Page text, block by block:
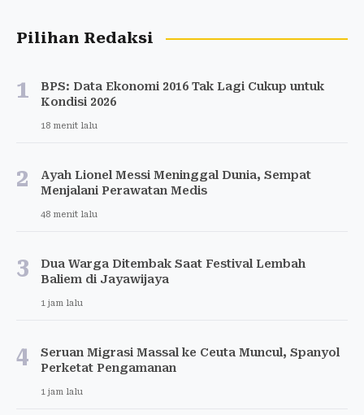
Pilihan Redaksi
1
BPS: Data Ekonomi 2016 Tak Lagi Cukup untuk
Kondisi 2026
18 menit lalu
2
Ayah Lionel Messi Meninggal Dunia, Sempat
Menjalani Perawatan Medis
48 menit lalu
3
Dua Warga Ditembak Saat Festival Lembah
Baliem di Jayawijaya
1 jam lalu
4
Seruan Migrasi Massal ke Ceuta Muncul, Spanyol
Perketat Pengamanan
1 jam lalu